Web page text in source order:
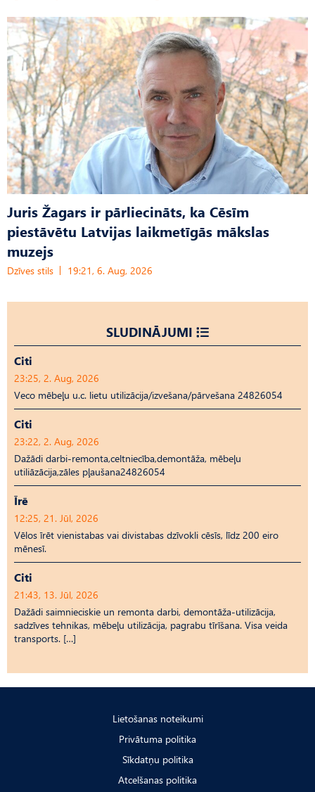
Juris Žagars ir pārliecināts, ka Cēsīm
piestāvētu Latvijas laikmetīgās mākslas
muzejs
Dzīves stils 19:21, 6. Aug, 2026
SLUDINĀJUMI
Citi
23:25, 2. Aug, 2026
Veco mēbeļu u.c. lietu utilizācija/izvešana/pārvešana 24826054
Citi
23:22, 2. Aug, 2026
Dažādi darbi-remonta,celtniecība,demontāža, mēbeļu
utiliāzācija,zāles pļaušana24826054
Īrē
12:25, 21. Jūl, 2026
Vēlos īrēt vienistabas vai divistabas dzīvokli cēsīs, līdz 200 eiro
mēnesī.
Citi
21:43, 13. Jūl, 2026
Dažādi saimnieciskie un remonta darbi, demontāža-utilizācija,
sadzīves tehnikas, mēbeļu utilizācija, pagrabu tīrīšana. Visa veida
transports. […]
Lietošanas noteikumi
Privātuma politika
Sīkdatņu politika
Atcelšanas politika